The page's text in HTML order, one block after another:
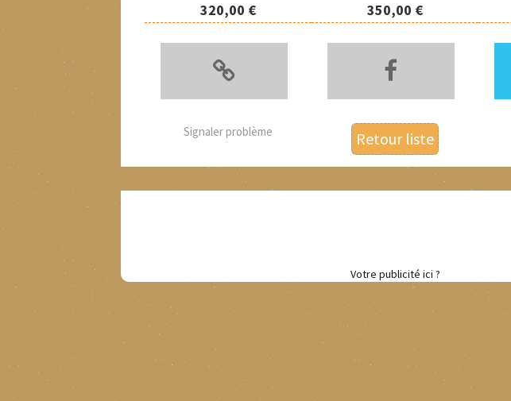
320,00 € 350,00 €
Signaler problème Retour liste
Votre publicité ici ?